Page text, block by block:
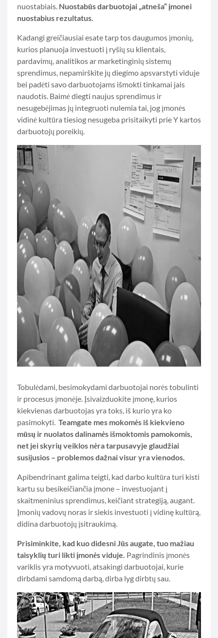
nuostabiais. Nuostabūs darbuotojai „atneša“ įmonei
nuostabius rezultatus.
Kadangi greičiausiai esate tarp tos daugumos įmonių,
kurios planuoja investuoti į ryšių su klientais,
pardavimų, analitikos ar marketinginių sistemų
sprendimus, nepamirškite jų diegimo apsvarstyti viduje
bei padėti savo darbuotojams išmokti tinkamai jais
naudotis. Baimė diegti naujus sprendimus ir
nesugebėjimas jų integruoti nulemia tai, jog įmonės
vidinė kultūra tiesiog nesugeba prisitaikyti prie Y kartos
darbuotojų poreikių.
Tobulėdami, besimokydami darbuotojai norės tobulinti
ir procesus įmonėje. Įsivaizduokite įmonę, kurios
kiekvienas darbuotojas yra toks, iš kurio yra ko
pasimokyti. Teamgate mes mokomės iš kiekvieno
mūsų ir nuolatos dalinamės išmoktomis pamokomis,
net jei skyrių veiklos nėra tarpusavyje glaudžiai
susijusios – problemos dažnai visur yra vienodos.
Apibendrinant galima teigti, kad darbo kultūra turi kisti
kartu su besikeičiančia įmone – investuojant į
skaitmeninius sprendimus, keičiant strategiją, augant.
Įmonių vadovų noras ir siekis investuoti į vidinę kultūrą,
didina darbuotojų įsitraukimą.
Prisiminkite, kad kuo didesni Jūs augate, tuo mažiau
taisyklių turi likti įmonės viduje. Pagrindinis įmonės
variklis yra motyvuoti, atsakingi darbuotojai, kurie
dirbdami samdomą darbą, dirba lyg dirbtų sau.